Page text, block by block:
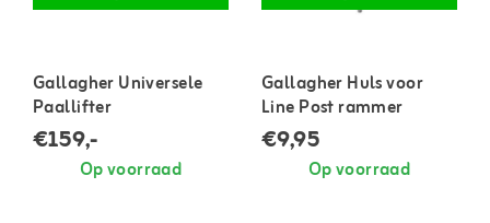
Gallagher Universele
Paallifter
€159,-
Op voorraad
Gallagher Huls voor
Line Post rammer
€9,95
Op voorraad